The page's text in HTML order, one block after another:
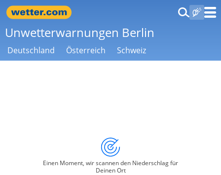
Unwetterwarnungen Berlin
Deutschland Österreich Schweiz
Einen Moment, wir scannen den Niederschlag für
Deinen Ort